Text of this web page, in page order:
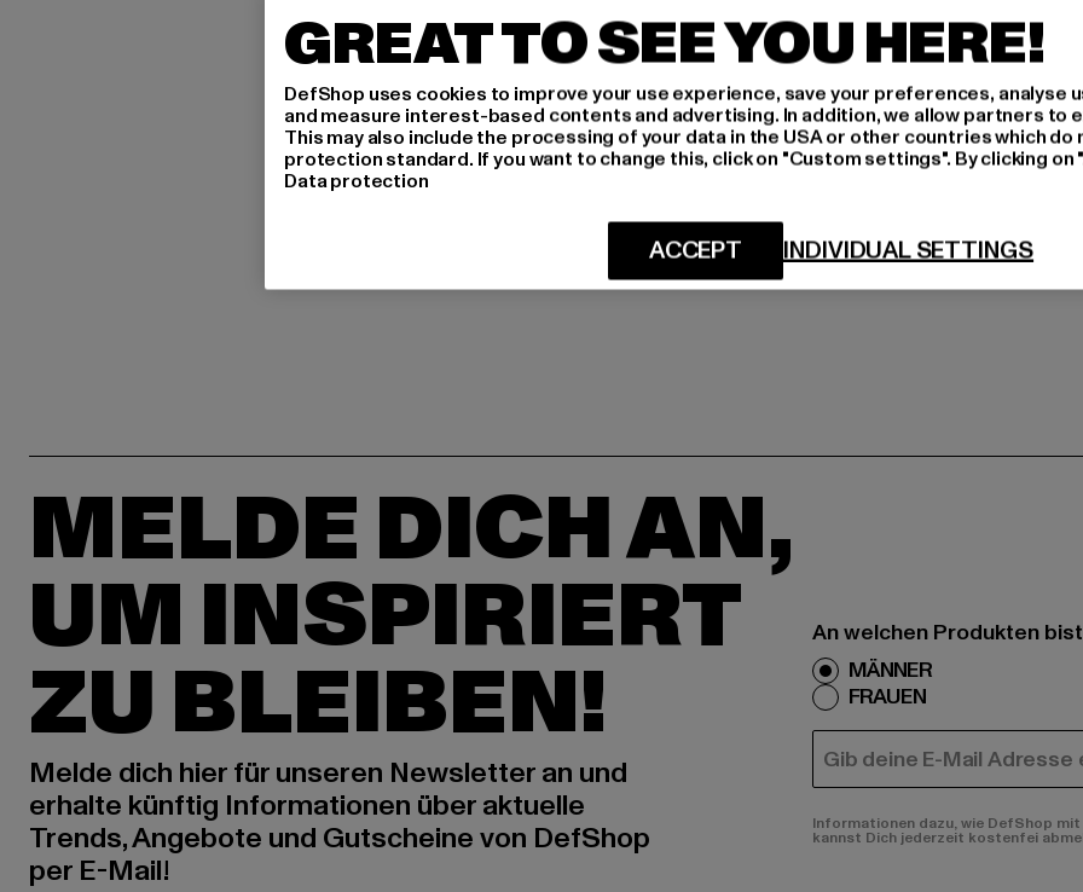
Hersteller: Buffalo
Schanzenstraße 41 |
GRÖSSE
LIEFERUNG &
MELDE DICH AN,
UM INSPIRIERT
ZU BLEIBEN!
Melde dich hier für unseren Newsletter an und
erhalte künftig Informationen über aktuelle
Trends, Angebote und Gutscheine von DefShop
per E-Mail!
An welchen Produkten
MÄNNER
FRAUEN
E-MAIL
Informationen dazu, wie DefShop
kannst Dich jederzeit kostenfei
GREAT TO SEE YOU HERE!
DefShop uses cookies to improve your use experience, save your preferences, analyse
and measure interest-based contents and advertising. In addition, we allow partners to
This may also include the processing of your data in the USA or other countries which do
protection standard. If you want to change this, click on "Custom settings". By clicking
Data protection
INDIVIDUAL SETTINGS
ACCEPT